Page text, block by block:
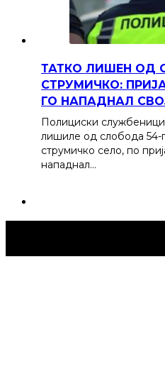
ТАТКО ЛИШЕН ОД
СТРУМИЧКО:
ГО НАПАДНАЛ
Полициски
лишиле од слобода
струмичко село, по
нападнал…